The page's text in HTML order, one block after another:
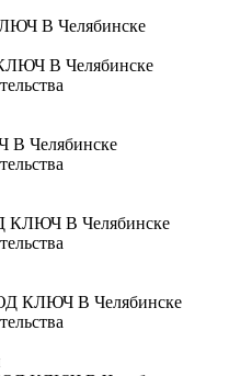
В Челябинске
В Челябинске
Челябинске
КЛЮЧ В Челябинске
КЛЮЧ В Челябинске